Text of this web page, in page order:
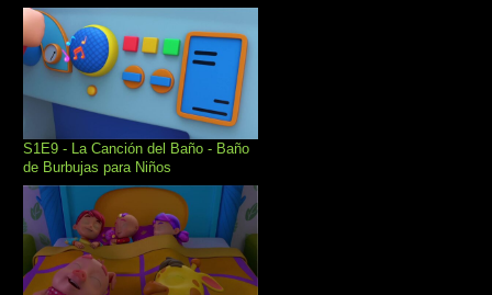
S1E9 - La Canción del Baño - Baño
de Burbujas para Niños